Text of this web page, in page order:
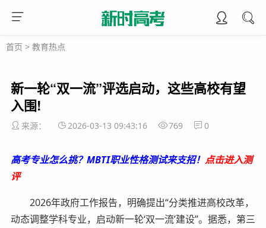
首页 > 教育热点
新一轮“双一流”评选启动，这些高校有望
入围!
来源： 2026-03-13 09:43:16 769 0
高考专业怎么挑？MBTI职业性格测试来支招！ 点击进入测
评
2026年政府工作报告，明确提出“分类推进高校改革，
动态调整学科专业，启动新一轮‘双一流’建设”。据悉，第三